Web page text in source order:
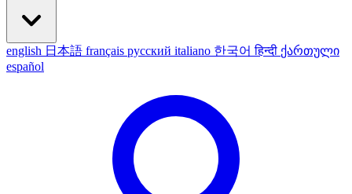
english 日本語 français русский italiano 한국어हिन्दी ქართული
español